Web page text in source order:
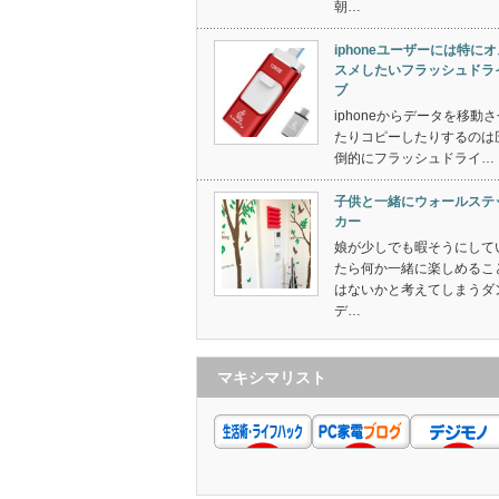
朝…
iphoneユーザーには特にオ
スメしたいフラッシュドラ
ブ
iphoneからデータを移動さ
たりコピーしたりするのは
倒的にフラッシュドライ…
子供と一緒にウォールステ
カー
娘が少しでも暇そうにして
たら何か一緒に楽しめるこ
はないかと考えてしまうダ
デ…
マキシマリスト